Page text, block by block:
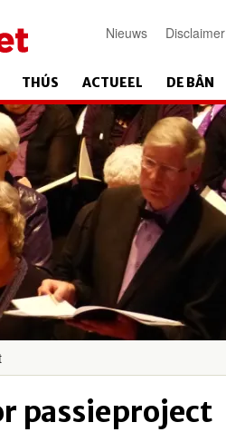
Nieuws Disclaimer
THÚS ACTUEEL DE BÂN
passieproject